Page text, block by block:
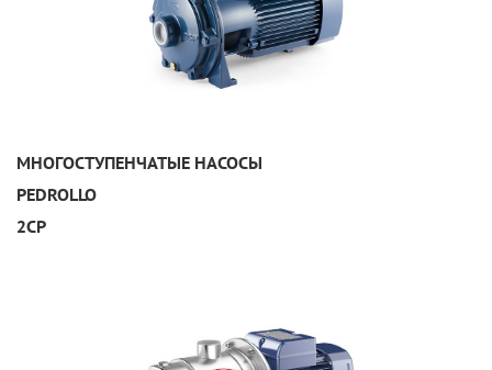
МНОГОСТУПЕНЧАТЫЕ НАСОСЫ
PEDROLLO
2CP